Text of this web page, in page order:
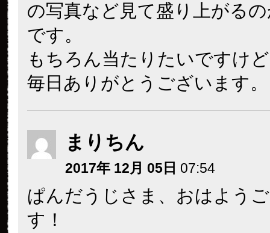
の写真など見て盛り上がる
です。
もちろん当たりたいですけ
毎日ありがとうございます。
まりちん
2017年 12月 05日 07:54
ぱんだうじさま、おはよう
す！